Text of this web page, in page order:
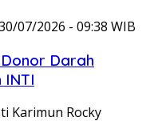
07/2026 - 09:38 WIB
Darah
INTI
Karimun Rocky